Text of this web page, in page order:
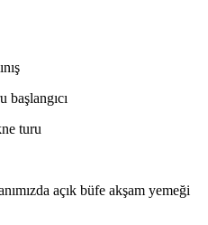
başlangıcı
turu
açık büfe akşam yemeği